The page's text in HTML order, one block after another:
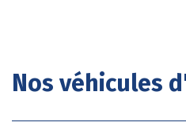
Nos véhicules